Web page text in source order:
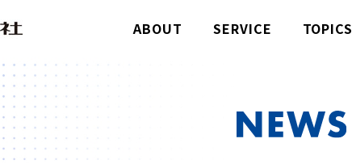
ABOUT SERVICE TOPICS